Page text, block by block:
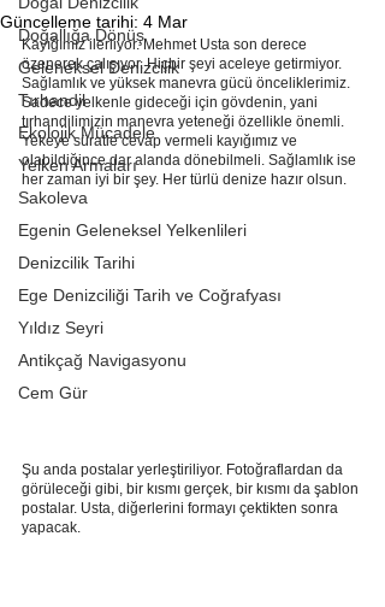
Doğallığa Dönüş
Geleneksel Denizcilik
Tırhandil
Ekolojik Mücadele
Yelken Armaları
Sakoleva
Egenin Geleneksel Yelkenlileri
Denizcilik Tarihi
Ege Denizciliği Tarih ve Coğrafyası
Yıldız Seyri
Antikçağ Navigasyonu
Cem Gür
Güncelleme tarihi: 4 Mar
Kayığımız ilerliyor. Mehmet Usta son derece
özenerek çalışıyor. Hiçbir şeyi aceleye getirmiyor.
Sağlamlık ve yüksek manevra gücü önceliklerimiz.
Sadece yelkenle gideceği için gövdenin, yani
tırhandilimizin manevra yeteneği özellikle önemli.
Yekeye süratle cevap vermeli kayığımız ve
olabildiğince dar alanda dönebilmeli. Sağlamlık ise
her zaman iyi bir şey. Her türlü denize hazır olsun.
Şu anda postalar yerleştiriliyor. Fotoğraflardan da
görüleceği gibi, bir kısmı gerçek, bir kısmı da şablon
postalar. Usta, diğerlerini formayı çektikten sonra
yapacak.